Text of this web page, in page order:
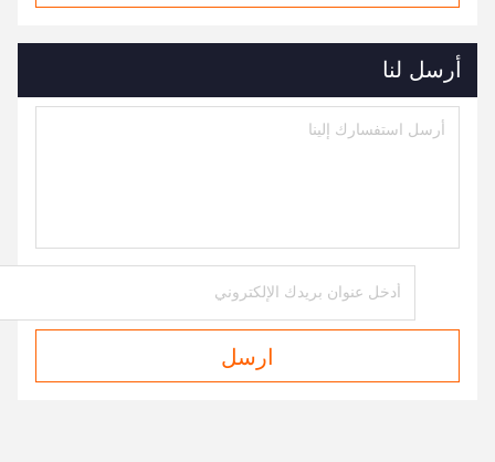
أرسل لنا
ارسل